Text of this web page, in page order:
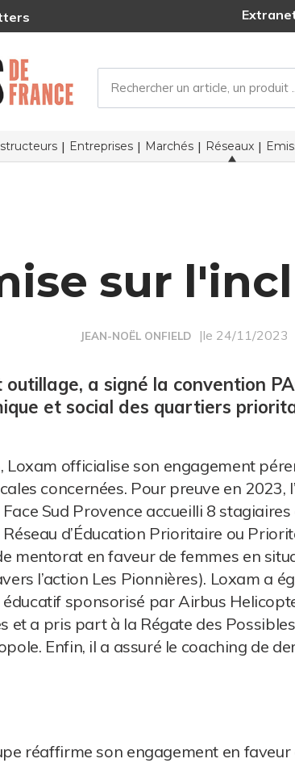
Entreprises Marchés Réseaux
sur
JEAN-NOËL ONFIELD |le 24/11/2023
a signé la convention
et social des quartiers
Loxam officialise son engagement
concernées. Pour preuve en 2023,
Sud Provence accueilli 8
d’Éducation Prioritaire ou
mentorat en faveur de femmes en
l’action Les Pionnières). Loxam a
sponsorisé par Airbus
et a pris part à la Régate des
Enfin, il a assuré le coaching de
réaffirme son engagement en faveur